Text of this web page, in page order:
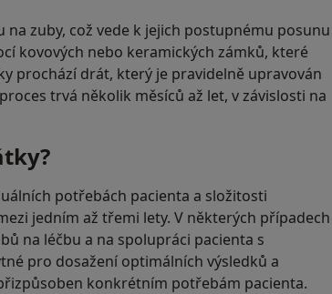
zuby, což vede k jejich postupnému posunu
kovových nebo keramických zámků, které
prochází drát, který je pravidelně upravován
trvá několik měsíců až let, v závislosti na
potřebách pacienta a složitosti
jedním až třemi lety. V některých případech
na léčbu a na spolupráci pacienta s
pro dosažení optimálních výsledků a
konkrétním potřebám pacienta.